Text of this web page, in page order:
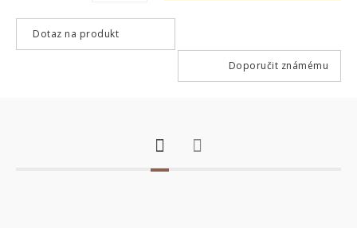
Dotaz na produkt
Doporučit známému